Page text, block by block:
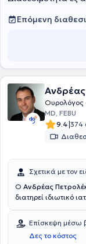
Επόμενη
Ουρολόγος
MD, FEBU
9.4|374
Σχετικά με τον
Ο Ανδρέας
διατηρεί ιδιωτικό
σε διεθνώς
γονιμοποίησης στο Παρίσι πάνω στις
τεχνικές
Επίσκεψη μέσω
Δες το κόστος